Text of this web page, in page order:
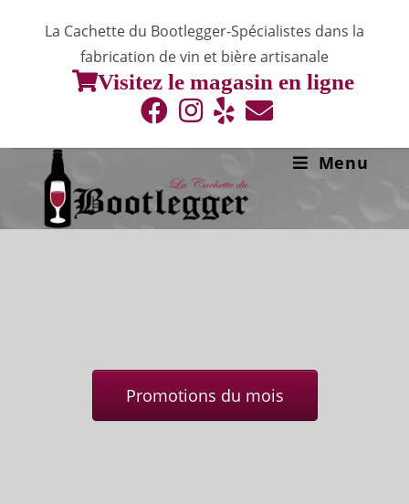
La Cachette du Bootlegger-Spécialistes dans la
fabrication de vin et bière artisanale
Visitez le magasin en ligne
Menu
Promotions du mois